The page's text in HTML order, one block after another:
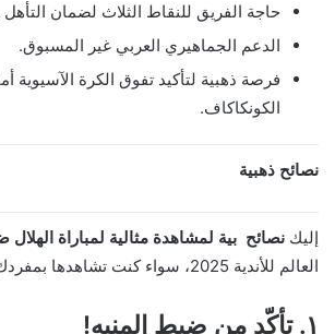
حاجة الفريق للنقاط الثلاث لضمان
الدعم الجماهيري العربي غير المسبوق.
فرصة ذهبية لتأكيد تفوق الكرة الآسيوية
الكونكاكاف.
نصائح ذهبية
إليك نصائح بية لمشاهدة مثالية لمباراة الهلال
العالم للأندية 2025، سواء كنت تشاهدها بمفردك أو مع الأصدقاء:
١. تأكّد من ضبط المنبه!